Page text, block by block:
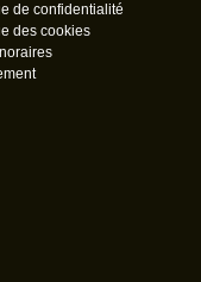
de confidentialité
des cookies